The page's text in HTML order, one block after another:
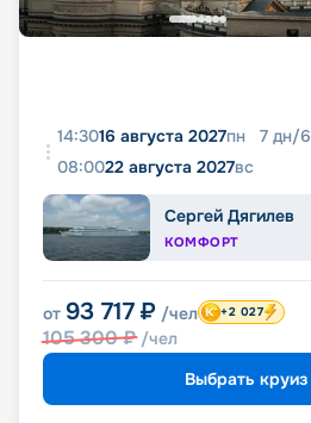
14:3016 августа 2027пн 7 дн/6
08:0022 августа 2027вс
Сергей Дягилев
КОМФОРТ
от 93 717 ₽ /чел
105 300₽ /чел
+2 027
Выбрать круиз